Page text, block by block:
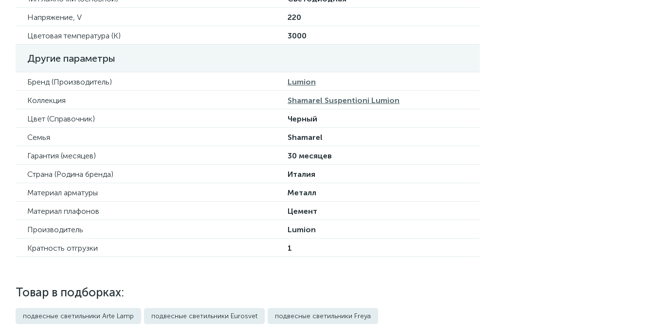
Напряжение, V
220
Цветовая температура (К)
3000
Другие параметры
Бренд (Производитель)
Lumion
Коллекция
Shamarel Suspentioni Lumion
Цвет (Справочник)
Черный
Семья
Shamarel
Гарантия (месяцев)
30 месяцев
Страна (Родина бренда)
Италия
Материал арматуры
Металл
Материал плафонов
Цемент
Производитель
Lumion
Кратность отгрузки
1
Товар в подборках:
подвесные светильники Arte Lamp подвесные светильники Eurosvet подвесные светильники Freya